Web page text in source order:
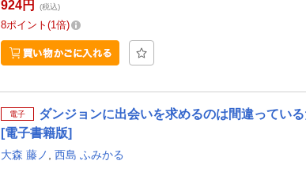
924円 (税込)
8ポイント 1倍
電子
ダンジョンに出会いを求めるのは間違ってい
[電子書籍版]
大森 藤ノ 西島 ふみかる